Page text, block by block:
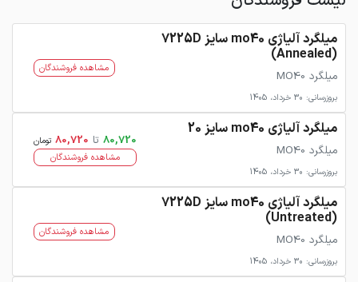
میلگرد آلیاژی mo40 سایز 7225D
(Annealed)
میلگرد MO40
بروزرسانی: 30 خرداد، 1405
مشاهده فروشندگان
میلگرد آلیاژی mo40 سایز 20
میلگرد MO40
بروزرسانی: 30 خرداد، 1405
80,720 تا 80,720 تومان
مشاهده فروشندگان
میلگرد آلیاژی mo40 سایز 7225D
(Untreated)
میلگرد MO40
بروزرسانی: 30 خرداد، 1405
مشاهده فروشندگان